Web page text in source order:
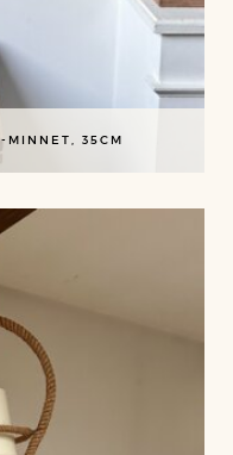
MINNET, 35CM